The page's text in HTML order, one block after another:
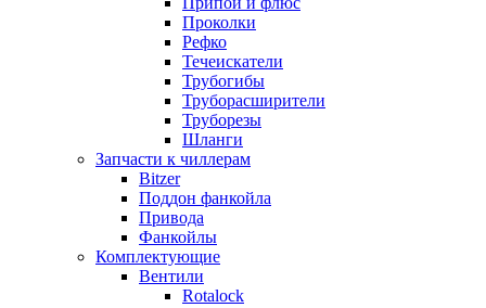
Проколки
Рефко
Течеискатели
Трубогибы
Труборасширители
Труборезы
Шланги
Запчасти к чиллерам
Bitzer
Поддон фанкойла
Привода
Фанкойлы
Комплектующие
Вентили
Rotalock